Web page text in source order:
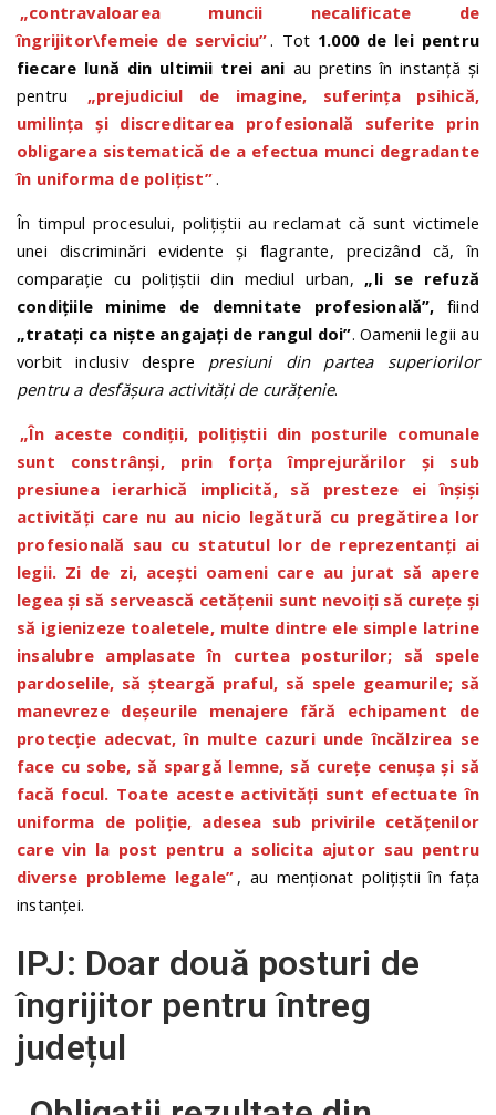
„contravaloarea muncii necalificate de
îngrijitor\femeie de serviciu”. Tot 1.000 de lei pentru
fiecare lună din ultimii trei ani au pretins în instanță și
pentru
„prejudiciul de imagine, suferința psihică,
umilința și discreditarea profesională suferite prin
obligarea sistematică de a efectua munci degradante
în uniforma de polițist”.
În timpul procesului, polițiștii au reclamat că sunt victimele
unei discriminări evidente și flagrante, precizând că, în
comparație cu polițiștii din mediul urban, „li se refuză
condițiile minime de demnitate profesională”, fiind
„tratați ca niște angajați de rangul doi”. Oamenii legii au
vorbit inclusiv despre presiuni din partea superiorilor
pentru a desfășura activități de curățenie.
„În aceste condiții, polițiștii din posturile comunale
sunt constrânși, prin forța împrejurărilor și sub
presiunea ierarhică implicită, să presteze ei înșiși
activități care nu au nicio legătură cu pregătirea lor
profesională sau cu statutul lor de reprezentanți ai
legii. Zi de zi, acești oameni care au jurat să apere
legea și să servească cetățenii sunt nevoiți să curețe și
să igienizeze toaletele, multe dintre ele simple latrine
insalubre amplasate în curtea posturilor; să spele
pardoselile, să șteargă praful, să spele geamurile; să
manevreze deșeurile menajere fără echipament de
protecție adecvat, în multe cazuri unde încălzirea se
face cu sobe, să spargă lemne, să curețe cenușa și să
facă focul. Toate aceste activități sunt efectuate în
uniforma de poliție, adesea sub privirile cetățenilor
care vin la post pentru a solicita ajutor sau pentru
diverse probleme legale” , au menționat polițiștii în fața
instanței.
IPJ: Doar două posturi de
îngrijitor pentru întreg
județul